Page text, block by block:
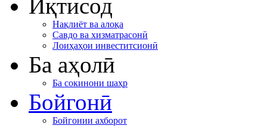
Иқтисод
Нақлиёт ва алоқа
Савдо ва хизматрасонӣ
Лоиҳаҳои инвеститсионӣ
Ба аҳолӣ
Ба сокинони шаҳр
Бойгонӣ
Бойгонии ахборот